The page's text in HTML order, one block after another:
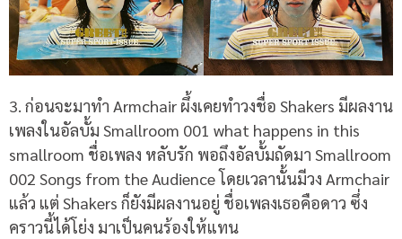
3. ก่อนจะมาทำ Armchair ผึ้งเคยทำวงชื่อ Shakers มีผลงาน
เพลงในอัลบั้ม Smallroom 001 what happens in this
smallroom ชื่อเพลง หลับรัก พอถึงอัลบั้มถัดมา Smallroom
002 Songs from the Audience โดยเวลานั้นมีวง Armchair
แล้ว แต่ Shakers ก็ยังมีผลงานอยู่ ชื่อเพลงเธอคือดาว ซึ่ง
คราวนี้ได้โย่ง มาเป็นคนร้องให้แทน